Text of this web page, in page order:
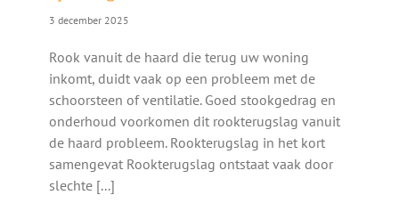
3 december 2025
Rook vanuit de haard die terug uw woning
inkomt, duidt vaak op een probleem met de
schoorsteen of ventilatie. Goed stookgedrag en
onderhoud voorkomen dit rookterugslag vanuit
de haard probleem. Rookterugslag in het kort
samengevat Rookterugslag ontstaat vaak door
slechte [...]